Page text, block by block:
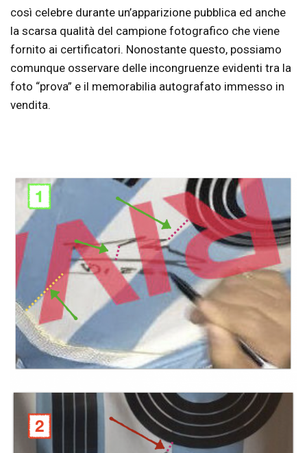
così celebre durante un’apparizione pubblica ed anche
la scarsa qualità del campione fotografico che viene
fornito ai certificatori. Nonostante questo, possiamo
comunque osservare delle incongruenze evidenti tra la
foto “prova” e il memorabilia autografato immesso in
vendita.